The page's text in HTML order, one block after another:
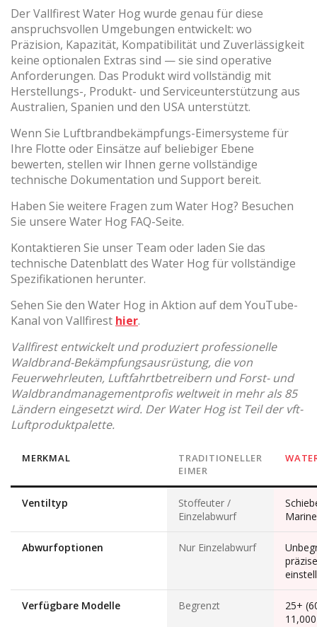
Der Vallfirest Water Hog wurde genau für diese
anspruchsvollen Umgebungen entwickelt: wo
Präzision, Kapazität, Kompatibilität und Zuverlässigkeit
keine optionalen Extras sind — sie sind operative
Anforderungen. Das Produkt wird vollständig mit
Herstellungs-, Produkt- und Serviceunterstützung aus
Australien, Spanien und den USA unterstützt.
Wenn Sie Luftbrandbekämpfungs-Eimersysteme für
Ihre Flotte oder Einsätze auf beliebiger Ebene
bewerten, stellen wir Ihnen gerne vollständige
technische Dokumentation und Support bereit.
Haben Sie weitere Fragen zum Water Hog? Besuchen
Sie unsere Water Hog FAQ-Seite.
Kontaktieren Sie unser Team oder laden Sie das
technische Datenblatt des Water Hog für vollständige
Spezifikationen herunter.
Sehen Sie den Water Hog in Aktion auf dem YouTube-
Kanal von Vallfirest hier.
Vallfirest entwickelt und produziert professionelle
Waldbrand-Bekämpfungsausrüstung, die von
Feuerwehrleuten, Luftfahrtbetreibern und Forst- und
Waldbrandmanagementprofis weltweit in mehr als 85
Ländern eingesetzt wird. Der Water Hog ist Teil der vft-
Luftproduktpalette.
MERKMAL
TRADITIONELLER
EIMER
Ventiltyp
Stoffeuter /
Einzelabwurf
Abwurfoptionen Nur Einzelabwurf
präzise
Verfügbare Modelle Begrenzt
25+